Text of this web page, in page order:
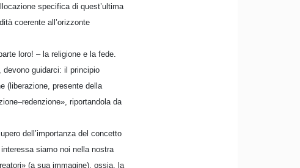
specifica di quest’ultima
coerente all’orizzonte
loro! – la religione e la fede.
guidarci: il principio
(liberazione, presente della
riportandola da
dell’importanza del concetto
siamo noi nella nostra
(a sua immagine), ossia, la